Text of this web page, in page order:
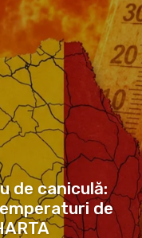
de caniculă:
de